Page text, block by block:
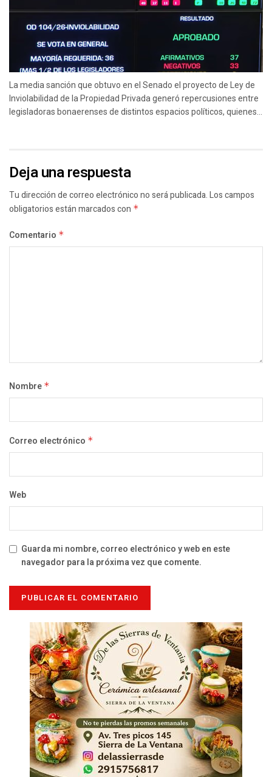
La media sanción que obtuvo en el Senado el proyecto de Ley de
Inviolabilidad de la Propiedad Privada generó repercusiones entre
legisladoras bonaerenses de distintos espacios políticos, quienes...
Deja una respuesta
Tu dirección de correo electrónico no será publicada.Los campos
obligatorios están marcados con *
Comentario *
Nombre *
Correo electrónico *
Web
Guarda mi nombre, correo electrónico y web en este
navegador para la próxima vez que comente.